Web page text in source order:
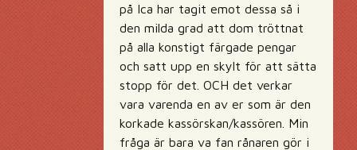
på Ica har tagit emot dessa så i
den milda grad att dom tröttnat
på alla konstigt färgade pengar
och satt upp en skylt för att sätta
stopp för det. OCH det verkar
vara varenda en av er som är den
korkade kassörskan/kassören. Min
fråga är bara va fan rånaren gör i